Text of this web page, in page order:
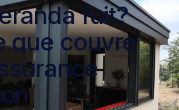
fuit?
que couvre